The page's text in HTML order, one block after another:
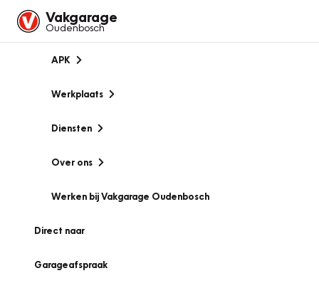
Vakgarage
Oudenbosch
APK
Werkplaats
Diensten
Over ons
Werken bij Vakgarage Oudenbosch
Direct naar
Garageafspraak